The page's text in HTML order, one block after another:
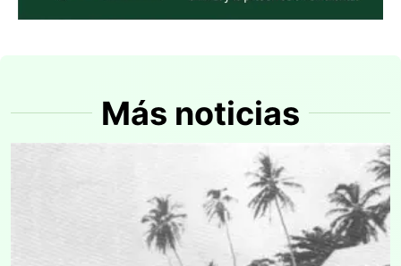
Más noticias